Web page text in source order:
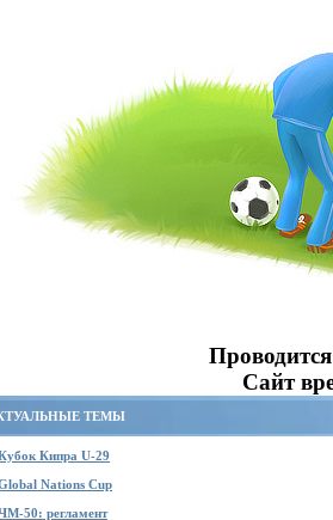
Сайт
ТЕМЫ
Кипра U-29
Nations Cup
50: регламент